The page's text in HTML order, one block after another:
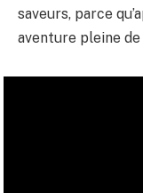
saveurs, parce
aventure pleine